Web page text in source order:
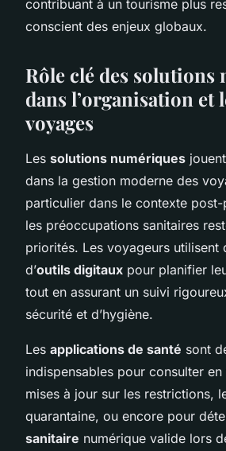
contribuant à un tourisme plus
conscient des enjeux globaux.
Rôle clé des solutions
dans l’organisation et
voyages
Les solutions numériques
dans la gestion moderne des
particulier dans le contexte
les préoccupations sanitaires
priorités. Les voyageurs utilisent
d’outils digitaux pour planifier
tout en assurant un suivi
sécurité et d’hygiène.
Les applications de santé sont
indispensables pour consulter
mises à jour sur les restrictions,
quarantaine, ou encore pour
sanitaire numérique valide lors